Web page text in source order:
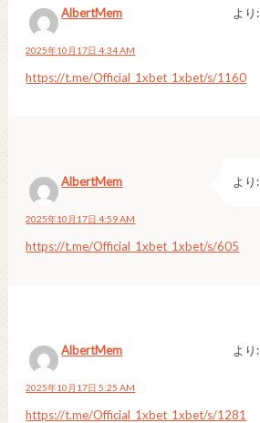
AlbertMem より:
2025年10月17日 4:34 AM
https://t.me/Official_1xbet_1xbet/s/1160
AlbertMem より:
2025年10月17日 4:59 AM
https://t.me/Official_1xbet_1xbet/s/605
AlbertMem より:
2025年10月17日 5:25 AM
https://t.me/Official_1xbet_1xbet/s/1281